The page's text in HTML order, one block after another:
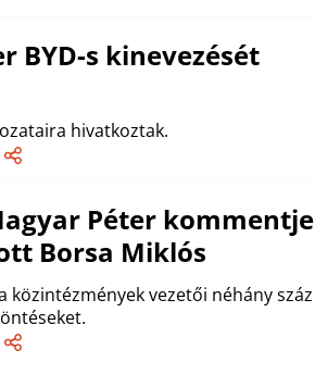
BYD-s kinevezését
hivatkoztak.
Péter kommentje
Borsa Miklós
vezetői néhány száz